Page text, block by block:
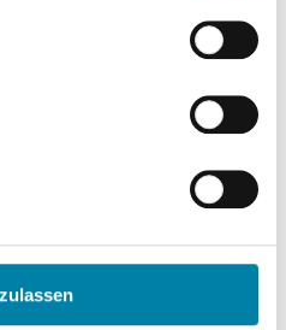
S. 56
arbeitet an einem